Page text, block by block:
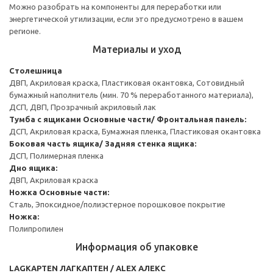
Можно разобрать на компоненты для переработки или
энергетической утилизации, если это предусмотрено в вашем
регионе.
Материалы и уход
Столешница
ДВП, Акриловая краска, Пластиковая окантовка, Сотовидный
бумажный наполнитель (мин. 70 % переработанного материала),
ДСП, ДВП, Прозрачный акриловый лак
Тумба с ящиками Основные части/ Фронтальная панель:
ДСП, Акриловая краска, Бумажная пленка, Пластиковая окантовка
Боковая часть ящика/ Задняя стенка ящика:
ДСП, Полимерная пленка
Дно ящика:
ДВП, Акриловая краска
Ножка Основные части:
Сталь, Эпоксидное/полиэстерное порошковое покрытие
Ножка:
Полипропилен
Информация об упаковке
LAGKAPTEN ЛАГКАПТЕН / ALEX АЛЕКС